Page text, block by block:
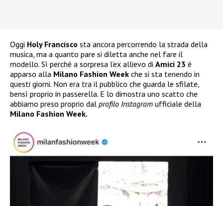
Oggi Holy Francisco sta ancora percorrendo la strada della
musica, ma a quanto pare si diletta anche nel fare il
modello. Sì perché a sorpresa l’ex allievo di Amici 23 è
apparso alla Milano Fashion Week che si sta tenendo in
questi giorni. Non era tra il pubblico che guarda le sfilate,
bensì proprio in passerella. E lo dimostra uno scatto che
abbiamo preso proprio dal profilo Instagram ufficiale della
Milano Fashion Week.